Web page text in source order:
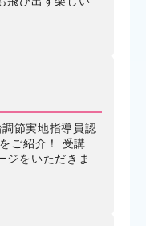
節実地指導員認
ご紹介！ 受講
ジをいただきま